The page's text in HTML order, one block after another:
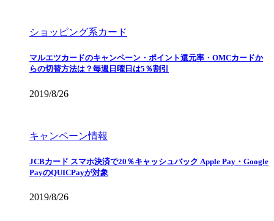
ショッピング系カード
マルエツカードのキャンペーン・ポイント還元率・OMCカードか
らの切替方法は？毎週日曜日は5％割引
2019/8/26
キャンペーン情報
JCBカード スマホ決済で20％キャッシュバック Apple Pay・Google
PayのQUICPayが対象
2019/8/26